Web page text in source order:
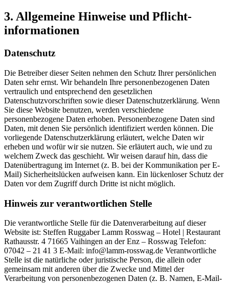
3. Allgemeine Hinweise und Pflicht­
informationen
Datenschutz
Die Betreiber dieser Seiten nehmen den Schutz Ihrer persönlichen
Daten sehr ernst. Wir behandeln Ihre personenbezogenen Daten
vertraulich und entsprechend den gesetzlichen
Datenschutzvorschriften sowie dieser Datenschutzerklärung. Wenn
Sie diese Website benutzen, werden verschiedene
personenbezogene Daten erhoben. Personenbezogene Daten sind
Daten, mit denen Sie persönlich identifiziert werden können. Die
vorliegende Datenschutzerklärung erläutert, welche Daten wir
erheben und wofür wir sie nutzen. Sie erläutert auch, wie und zu
welchem Zweck das geschieht. Wir weisen darauf hin, dass die
Datenübertragung im Internet (z. B. bei der Kommunikation per E-
Mail) Sicherheitslücken aufweisen kann. Ein lückenloser Schutz der
Daten vor dem Zugriff durch Dritte ist nicht möglich.
Hinweis zur verantwortlichen Stelle
Die verantwortliche Stelle für die Datenverarbeitung auf dieser
Website ist: Steffen Ruggaber Lamm Rosswag – Hotel | Restaurant
Rathausstr. 4 71665 Vaihingen an der Enz – Rosswag Telefon:
07042 – 21 41 3 E-Mail: info@lamm-rosswag.de Verantwortliche
Stelle ist die natürliche oder juristische Person, die allein oder
gemeinsam mit anderen über die Zwecke und Mittel der
Verarbeitung von personenbezogenen Daten (z. B. Namen, E-Mail-